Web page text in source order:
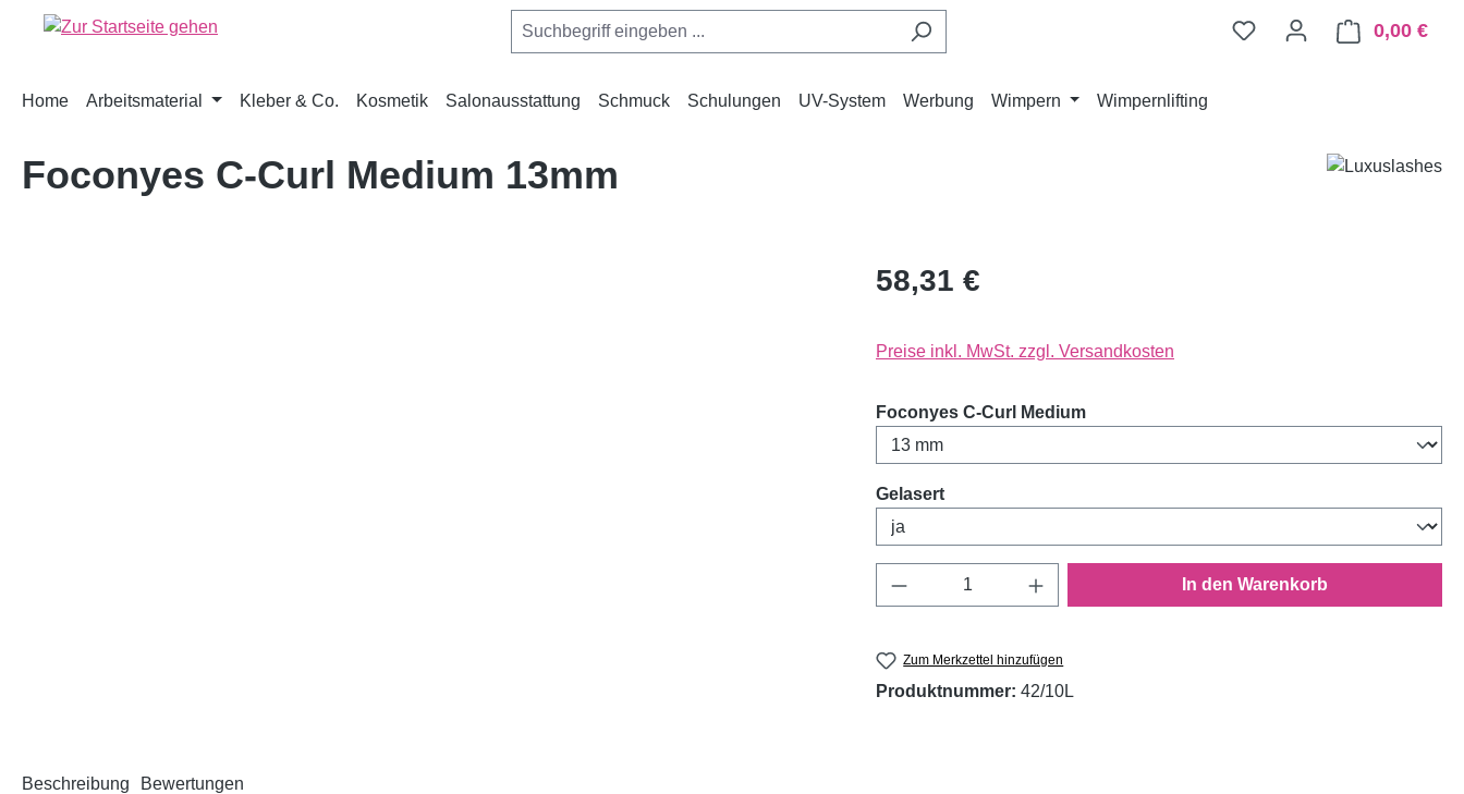
Zur Hauptnavigation springen 0,00 €
Home Arbeitsmaterial Kleber & Co. Kosmetik Salonausstattung Schmuck Schulungen UV-System Werbung Wimpern Wimpernlifting
Foconyes C-Curl Medium 13mm
58,31 €
Preise inkl. MwSt. zzgl. Versandkosten
Foconyes C-Curl Mediumauswählen
Gelasertauswählen
Produkt Anzahl: Gib den gewünschten Wert ein
In den Warenkorb
Zum Merkzettel hinzufügen
Produktnummer: 42/10L
Beschreibung Bewertungen